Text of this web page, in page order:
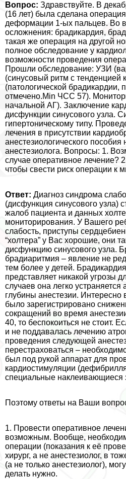
Вопрос: Здравствуйте. В
(16 лет) была сделана
деформации 1-ых пальцев. Во
осложнения: брадикардия,
такая же операция на другой
полное обследование у
возможности проведения
Прошли обследование: УЗИ
(синусовый ритм с тенденцией
(патологической брадикардии,
отмечено.Min ЧСС 57).
начальной АГ). Заключение
дисфункции синусового узла.
гипертоническому типу.
лечения в присутствии
анестезиологического пособия
анестезиолога. Вопросы: 1.
случае оперативное лечение?
чтобы свести риск операции к
Ответ: Диагноз синдрома
(дисфункция синусового узла)
жалоб пациента и данных
мониторирования. У Вашего
слабость, приступы
“холтера” у Вас хорошие, они
дисфункцию синусового узла.
брадиаритмия – явление не
тем более у детей.
представляет никакой угрозы
случаев она легко
глубины анестезии. Интересно
было зарегистрировано
сокращений во время
40, то беспокоиться не стоит.
и не поддавалась лечению
проведения следующей
перестраховаться –
был под рукой аппарат для
кардиостимуляции
специальные наклеивающиеся
Поэтому ответы на Ваши
1. Провести оперативное
возможным. Вообще,
операции (показания к её
хирург, а не анестезиолог, в
(а не только анестезиолог),
делать нужно.